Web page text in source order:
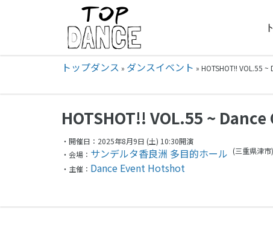
トップダンス » ダンスイベント » HOTSHOT!! VOL.55
HOTSHOT!! VOL.55 ~
・開催日：2025年8月9日 (土) 10:30開演
・会場： サンデルタ香良洲 多目的ホール (三重県津市)
・主催： Dance Event Hotshot